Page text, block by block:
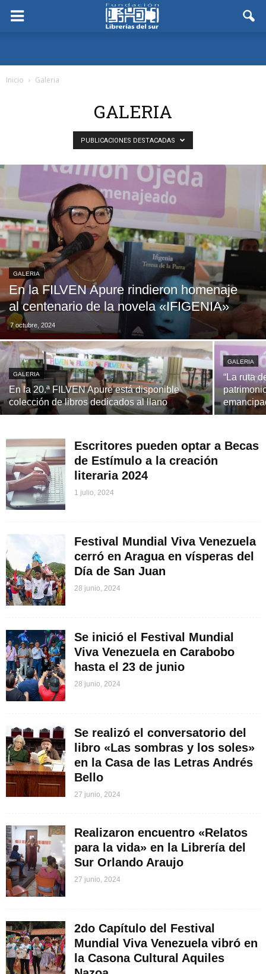
Inicio Galeria
GALERIA
PUBLICACIONES DESTACADAS
GALERIA
En la FILVEN Apure rindieron homenaje
al centenario de la novela «IFIGENIA»
7 octubre, 2024
GALERIA
En la 20.ª FILVEN Apure está disponible
colección de libros dedicados al llano
GALERIA
“La ruta
Escritores pueden optar a Becas
de Estímulo a la creación
literaria 2024
1 julio, 2024
Festival Mundial Viva Venezuela
cerró en Aragua en vísperas del
Día de San Juan
28 junio, 2024
Se inició el Festival Mundial
Viva Venezuela en Carabobo
hasta el 23 de junio
28 junio, 2024
Se realizó el conversatorio del
libro «Las sombras y los soles»
en la Casa de las Letras Andrés
Bello
27 junio, 2024
Realizaron encuentro «Relatos
para la vida» en la Librería del
Sur Orlando Araujo
27 junio, 2024
2do Capítulo del Festival
Mundial Viva Venezuela vibró en
la Casona Cultural Aquiles